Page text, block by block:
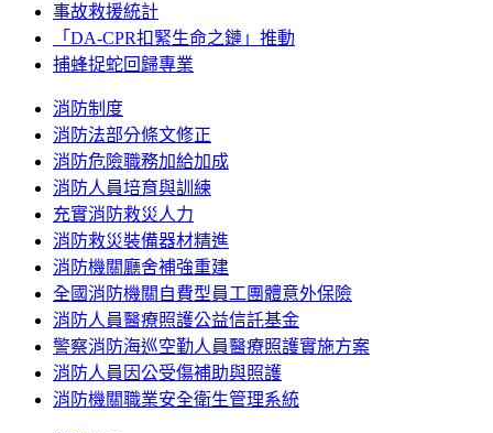
事故救援統計
「DA-CPR扣緊生命之鏈」推動
捕蜂捉蛇回歸專業
消防制度
消防法部分條文修正
消防危險職務加給加成
消防人員培育與訓練
充實消防救災人力
消防救災裝備器材精進
消防機關廳舍補強重建
全國消防機關自費型員工團體意外保險
消防人員醫療照護公益信託基金
警察消防海巡空勤人員醫療照護實施方案
消防人員因公受傷補助與照護
消防機關職業安全衛生管理系統